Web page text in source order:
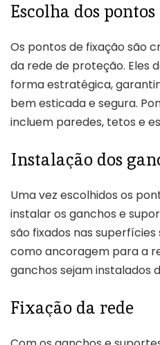
Escolha dos
Os pontos de fixação são
da rede de proteção. Eles
forma estratégica,
bem esticada e segura.
incluem paredes, tetos e
Instalação dos
Uma vez escolhidos os
instalar os ganchos e
são fixados nas
como ancoragem para a
ganchos sejam instalados
Fixação da rede